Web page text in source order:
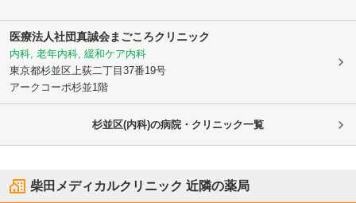
医療法人社団真誠会まごころクリニック
内科, 老年内科, 緩和ケア内科
東京都杉並区 上荻二丁目37番19号
アークコーポ杉並1階
杉並区(内科)の病院・クリニック一覧
柴田メディカルクリニック 近隣の薬局